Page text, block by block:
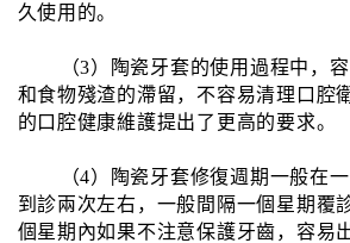
久使用的。
（3）陶瓷牙套的使用過程中，
和食物殘渣的滯留，不容易清理口腔
的口腔健康維護提出了更高的要求。
（4）陶瓷牙套修復週期一般在
到診兩次左右，一般間隔一個星期覆
個星期內如果不注意保護牙齒，容易